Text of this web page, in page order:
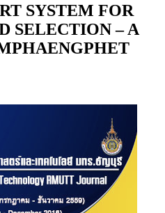
SYSTEM FOR
SELECTION – A